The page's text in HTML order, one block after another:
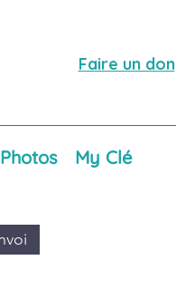
Faire un don
Photos My Clé